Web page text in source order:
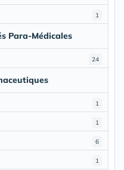
1
Para-Médicales
24
1
1
6
1